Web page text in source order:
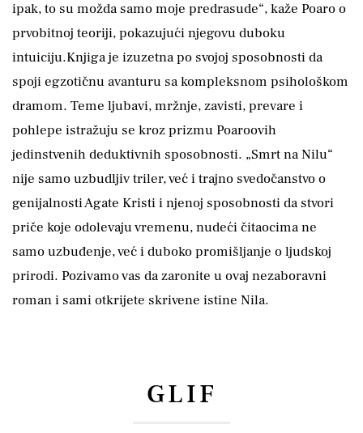
ipak, to su možda samo moje predrasude“, kaže Poaro o
prvobitnoj teoriji, pokazujući njegovu duboku
intuiciju.Knjiga je izuzetna po svojoj sposobnosti da
spoji egzotičnu avanturu sa kompleksnom psihološkom
dramom. Teme ljubavi, mržnje, zavisti, prevare i
pohlepe istražuju se kroz prizmu Poaroovih
jedinstvenih deduktivnih sposobnosti. „Smrt na Nilu“
nije samo uzbudljiv triler, već i trajno svedočanstvo o
genijalnosti Agate Kristi i njenoj sposobnosti da stvori
priče koje odolevaju vremenu, nudeći čitaocima ne
samo uzbuđenje, već i duboko promišljanje o ljudskoj
prirodi. Pozivamo vas da zaronite u ovaj nezaboravni
roman i sami otkrijete skrivene istine Nila.
GLIF